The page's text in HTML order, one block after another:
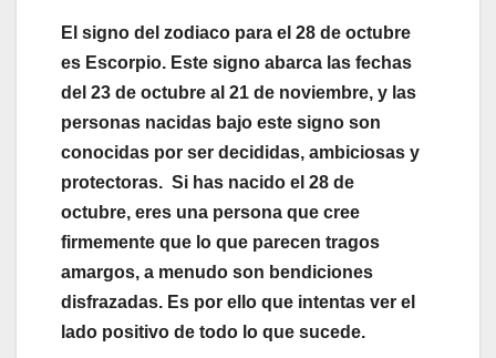
El signo del zodiaco para el 28 de octubre
es Escorpio. Este signo abarca las fechas
del 23 de octubre al 21 de noviembre, y las
personas nacidas bajo este signo son
conocidas por ser decididas, ambiciosas y
protectoras. Si has nacido el 28 de
octubre, eres una persona que cree
firmemente que lo que parecen tragos
amargos, a menudo son bendiciones
disfrazadas. Es por ello que intentas ver el
lado positivo de todo lo que sucede.